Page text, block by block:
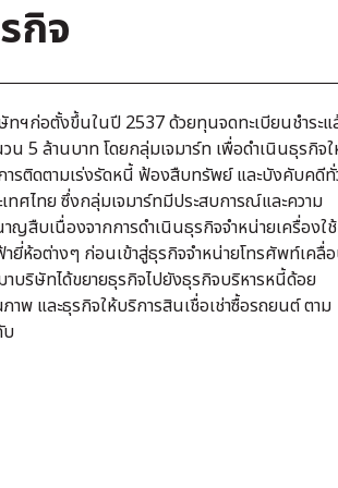
กิจ
ทฯก่อตั้งขึ้นในปี 2537 ด้วยทุนจดทะเบียนชำระแ
วน 5 ล้านบาทโดยกลุ่มเจมาร์ท เพื่อดำเนินธุรกิจ
ารติดตามเร่งรัดหนี้ ฟ้องสืบทรัพย์ และบังคับคดีทั่
เทศไทย ซึ่งกลุ่มเจมาร์ทมีประสบการณ์และความ
าญสืบเนื่องจากการดำเนินธุรกิจจำหน่ายเครื่องใช้
ายี่ห้อต่างๆ ก่อนเข้าสู่ธุรกิจจำหน่ายโทรศัพท์เคลื่
าบริษัทได้ขยายธุรกิจไปยังธุรกิจบริหารหนี้ด้อย
าพ และธุรกิจให้บริการสินเชื่อเช่าซื้อรถยนต์ ตาม
บ